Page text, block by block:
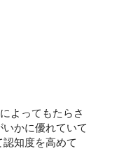
よってもたらさ
かに優れていて
知度を高めて